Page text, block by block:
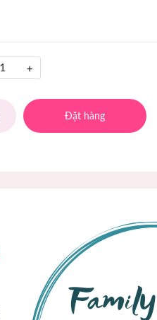
+
Đặt hàng